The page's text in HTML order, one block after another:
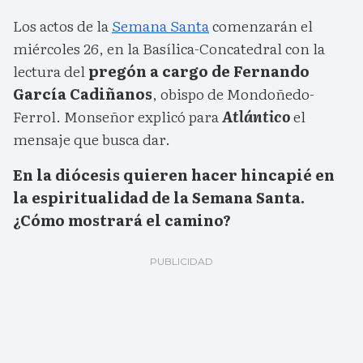
Los actos de laSemana Santacomenzarán el
miércoles 26, en la Basílica-Concatedral con la
lectura delpregón a cargo de Fernando
García Cadiñanos, obispo de Mondoñedo-
Ferrol. Monseñor explicó paraAtlánticoel
mensaje que busca dar.
En la diócesis quieren hacer hincapié en
la espiritualidad de la Semana Santa.
¿Cómo mostrará el camino?